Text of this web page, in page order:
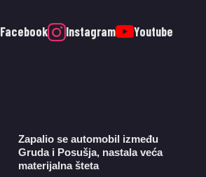
Facebook Instagram Youtube
Zapalio se automobil između
Gruda i Posušja, nastala veća
materijalna šteta